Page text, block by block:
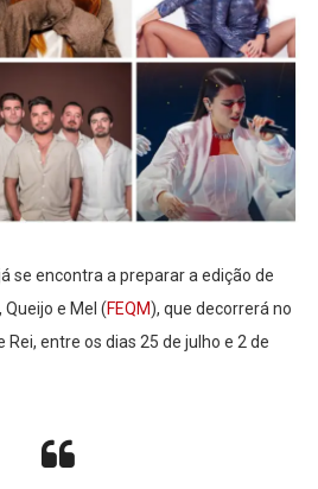
se encontra a preparar a edição de
Queijo e Mel (FEQM), que decorrerá no
Rei, entre os dias 25 de julho e 2 de